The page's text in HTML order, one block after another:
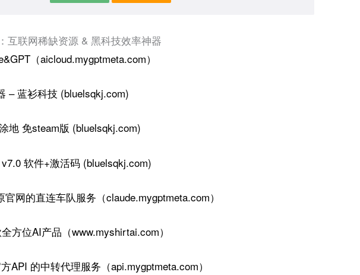
互联网稀缺资源 & 黑科技效率神器
（aicloud.mygptmeta.com）
– 蓝衫科技 (bluelsqkj.com)
地 免steam版 (bluelsqkj.com)
软件+激活码 (bluelsqkj.com)
官网的直连车队服务 （claude.mygptmeta.com）
方位AI产品（www.myshirtai.com）
API 的中转代理服务（api.mygptmeta.com）